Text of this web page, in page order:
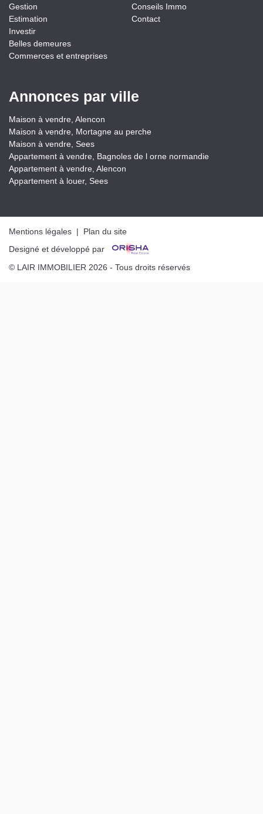
Gestion
Estimation
Investir
Belles demeures
Commerces et entreprises
Conseils Immo
Contact
Annonces par ville
Maison à vendre, Alencon
Maison à vendre, Mortagne au perche
Maison à vendre, Sees
Appartement à vendre, Bagnoles de l orne normandie
Appartement à vendre, Alencon
Appartement à louer, Sees
Mentions légales | Plan du site
Designé et développé par
© LAIR IMMOBILIER 2026 - Tous droits réservés